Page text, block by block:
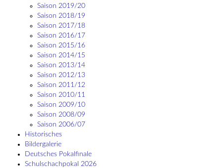
Saison 2019/20
Saison 2018/19
Saison 2017/18
Saison 2016/17
Saison 2015/16
Saison 2014/15
Saison 2013/14
Saison 2012/13
Saison 2011/12
Saison 2010/11
Saison 2009/10
Saison 2008/09
Saison 2006/07
Historisches
Bildergalerie
Deutsches Pokalfinale
Schulschach­pokal 2026